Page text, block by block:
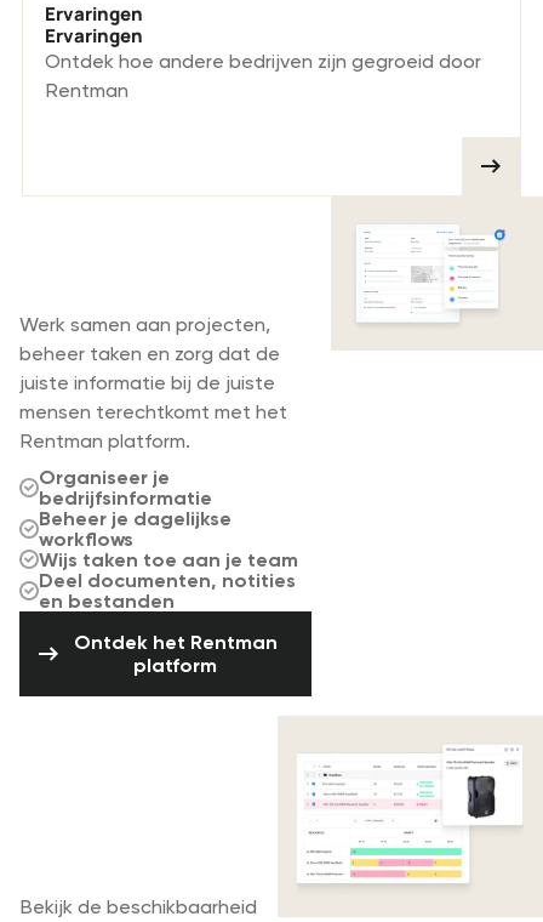
Ervaringen
Ervaringen
Ontdek hoe andere bedrijven zijn gegroeid door
Rentman
Werk samen aan projecten,
beheer taken en zorg dat de
juiste informatie bij de juiste
mensen terechtkomt met het
Rentman platform.
Organiseer je
bedrijfsinformatie
Beheer je dagelijkse
workflows
Wijs taken toe aan je team
Deel documenten, notities
en bestanden
Ontdek het Rentman
platform
Bekijk de beschikbaarheid